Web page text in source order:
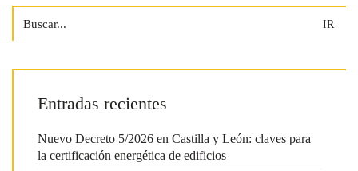
for:
Entradas recientes
Nuevo Decreto 5/2026 en Castilla y León: claves para
la certificación energética de edificios